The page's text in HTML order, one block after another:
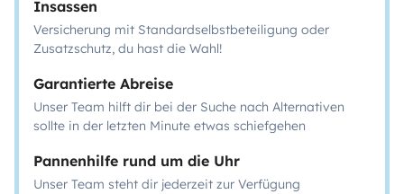
Insassen
Versicherung mit Standardselbstbeteiligung oder
Zusatzschutz, du hast die Wahl!
Garantierte Abreise
Unser Team hilft dir bei der Suche nach Alternativen
sollte in der letzten Minute etwas schiefgehen
Pannenhilfe rund um die Uhr
Unser Team steht dir jederzeit zur Verfügung